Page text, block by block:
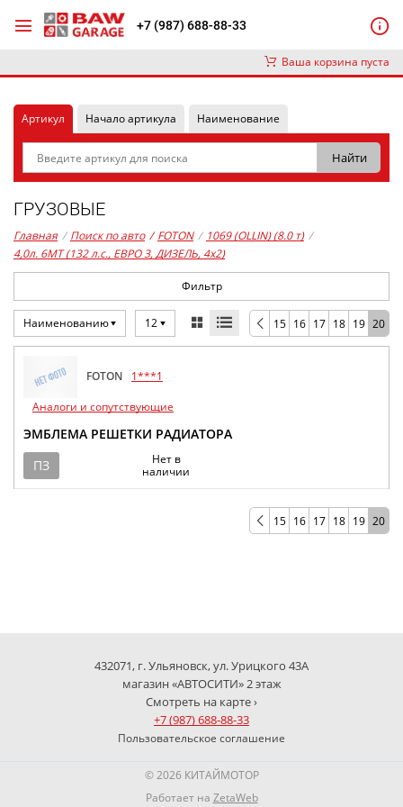
+7 (987) 688-88-33
Ваша корзина пуста
Артикул Начало артикула Наименование
ГРУЗОВЫЕ
Главная / Поиск по авто / FOTON / 1069 (OLLIN) (8.0 т) /
4,0л. 6MT (132 л.с., ЕВРО 3, ДИЗЕЛЬ, 4x2)
Фильтр
Наименованию 12 15 16 17 18 19 20
FOTON
1***1
Аналоги и сопутствующие
ЭМБЛЕМА РЕШЕТКИ РАДИАТОРА
ПЗ
Нет в
наличии
15 16 17 18 19 20
432071, г. Ульяновск, ул. Урицкого 43А
магазин «АВТОСИТИ» 2 этаж
Смотреть на карте ›
+7 (987) 688-88-33
Пользовательское соглашение
© 2026 КИТАЙМОТОР
Работает на ZetaWeb